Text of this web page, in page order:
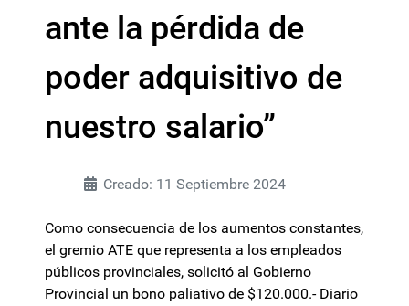
ante la pérdida de
poder adquisitivo de
nuestro salario”
Creado: 11 Septiembre 2024
Como consecuencia de los aumentos constantes,
el gremio ATE que representa a los empleados
públicos provinciales, solicitó al Gobierno
Provincial un bono paliativo de $120.000.- Diario